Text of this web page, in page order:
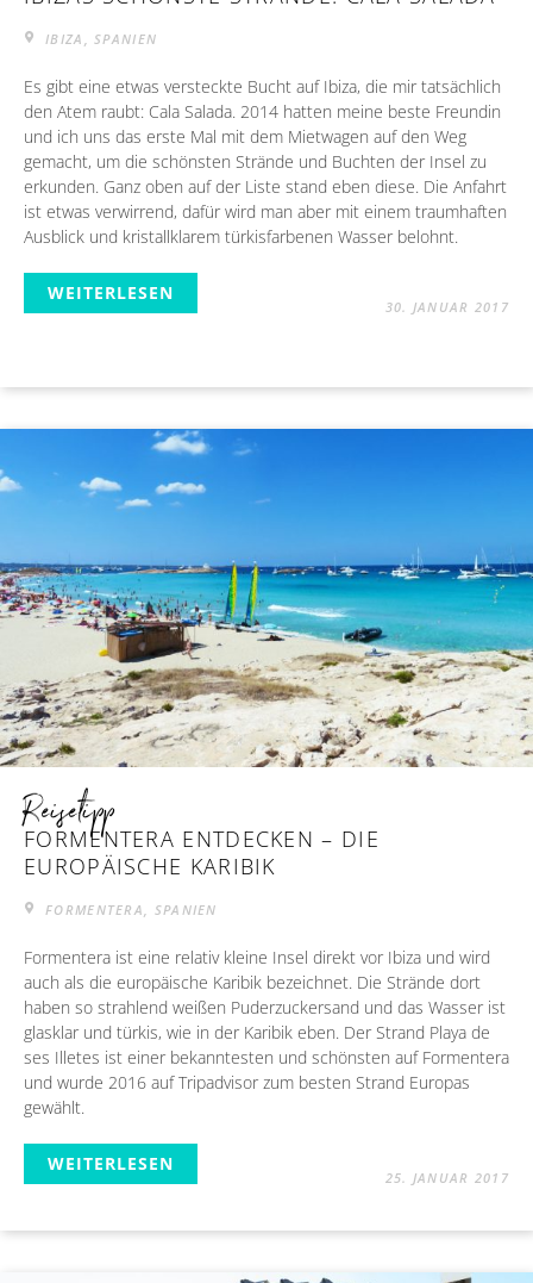
IBIZA, SPANIEN
Es gibt eine etwas versteckte Bucht auf Ibiza, die mir tatsächlich
den Atem raubt: Cala Salada. 2014 hatten meine beste Freundin
und ich uns das erste Mal mit dem Mietwagen auf den Weg
gemacht, um die schönsten Strände und Buchten der Insel zu
erkunden. Ganz oben auf der Liste stand eben diese. Die Anfahrt
ist etwas verwirrend, dafür wird man aber mit einem traumhaften
Ausblick und kristallklarem türkisfarbenen Wasser belohnt.
WEITERLESEN
30. JANUAR 2017
Reisetipp
FORMENTERA ENTDECKEN – DIE
EUROPÄISCHE KARIBIK
FORMENTERA, SPANIEN
Formentera ist eine relativ kleine Insel direkt vor Ibiza und wird
auch als die europäische Karibik bezeichnet. Die Strände dort
haben so strahlend weißen Puderzuckersand und das Wasser ist
glasklar und türkis, wie in der Karibik eben. Der Strand Playa de
ses Illetes ist einer bekanntesten und schönsten auf Formentera
und wurde 2016 auf Tripadvisor zum besten Strand Europas
gewählt.
WEITERLESEN
25. JANUAR 2017